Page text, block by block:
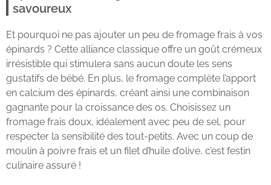
savoureux
Et pourquoi ne pas ajouter un peu de fromage frais à vos
épinards ? Cette alliance classique offre un goût crémeux
irrésistible qui stimulera sans aucun doute les sens
gustatifs de bébé. En plus, le fromage complète l’apport
en calcium des épinards, créant ainsi une combinaison
gagnante pour la croissance des os. Choisissez un
fromage frais doux, idéalement avec peu de sel, pour
respecter la sensibilité des tout-petits. Avec un coup de
moulin à poivre frais et un filet d’huile d’olive, c’est festin
culinaire assuré !